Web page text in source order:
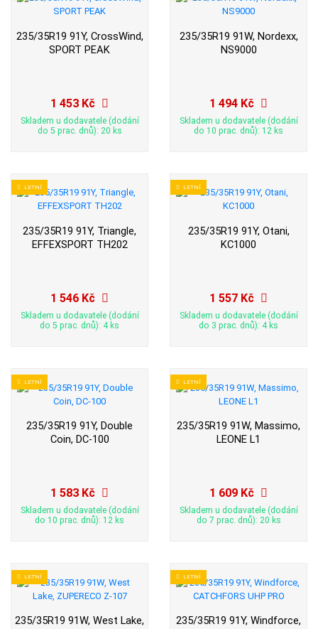
235/35R19 91Y, CrossWind,
SPORT PEAK
1 453 Kč
Skladem u dodavatele (dodání
do 5 prac. dnů): 20 ks
235/35R19 91W, Nordexx,
NS9000
1 494 Kč
Skladem u dodavatele (dodání
do 10 prac. dnů): 12 ks
LETNÍ
235/35R19 91Y, Triangle,
EFFEXSPORT TH202
1 546 Kč
Skladem u dodavatele (dodání
do 5 prac. dnů): 4 ks
LETNÍ
235/35R19 91Y, Otani,
KC1000
1 557 Kč
Skladem u dodavatele (dodání
do 3 prac. dnů): 4 ks
LETNÍ
235/35R19 91Y, Double
Coin, DC-100
1 583 Kč
Skladem u dodavatele (dodání
do 10 prac. dnů): 12 ks
LETNÍ
235/35R19 91W, Massimo,
LEONE L1
1 609 Kč
Skladem u dodavatele (dodání
do 7 prac. dnů): 20 ks
LETNÍ
235/35R19 91W, West Lake,
LETNÍ
235/35R19 91Y, Windforce,